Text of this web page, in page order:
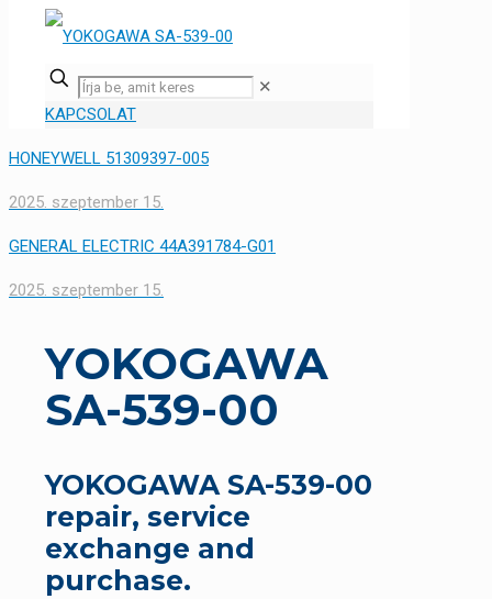
✕
KAPCSOLAT
HONEYWELL 51309397-005
2025. szeptember 15.
GENERAL ELECTRIC 44A391784-G01
2025. szeptember 15.
YOKOGAWA
SA-539-00
YOKOGAWA SA-539-00
repair, service
exchange and
purchase.